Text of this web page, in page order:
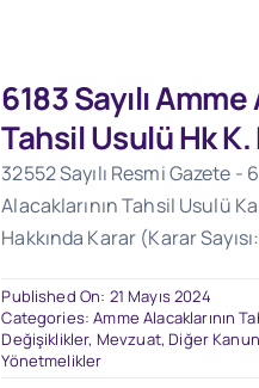
6183 Sayılı
Tahsil Usulü Hk
32552 Sayılı Resmi Gazete -
Alacaklarının Tahsil Usulü
Hakkında Karar (Karar
Published On: 21 Mayıs 2024
Categories:Amme Alacaklarının
Değişiklikler, Mevzuat, Diğer
Yönetmelikler